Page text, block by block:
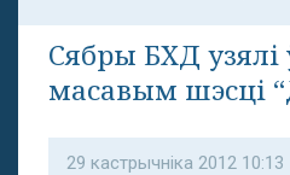
Сябры БХД узялі
масавым шэсці
29 кастрычніка 2012